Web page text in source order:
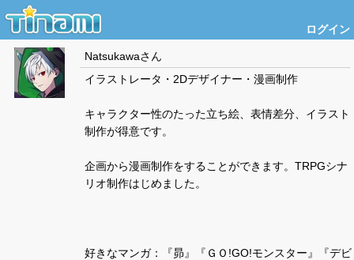
ログイン
Natsukawaさん
イラストレータ・2Dデザイナー・漫画制作
キャラクター性のたった立ち絵、表情差分、イラスト
制作が得意です。
企画から漫画制作をすることができます。TRPGシナ
リオ制作はじめました。
好きなマンガ：『昴』『ＧＯ!GO!モンスター』『デビ